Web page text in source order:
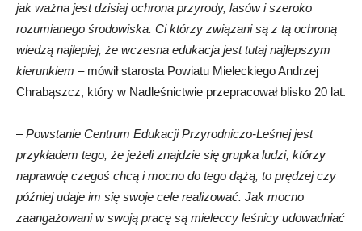
jak ważna jest dzisiaj ochrona przyrody, lasów i szeroko
rozumianego środowiska. Ci którzy związani są z tą ochroną
wiedzą najlepiej, że wczesna edukacja jest tutaj najlepszym
kierunkiem – mówił starosta Powiatu Mieleckiego Andrzej
Chrabąszcz, który w Nadleśnictwie przepracował blisko 20 lat.
–Powstanie Centrum Edukacji Przyrodniczo-Leśnej jest
przykładem tego, że jeżeli znajdzie się grupka ludzi, którzy
naprawdę czegoś chcą i mocno do tego dążą, to prędzej czy
później udaje im się swoje cele realizować. Jak mocno
zaangażowani w swoją pracę są mieleccy leśnicy udowadniać